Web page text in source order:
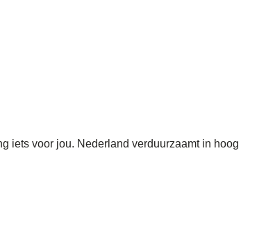
iets voor jou. Nederland verduurzaamt in hoog